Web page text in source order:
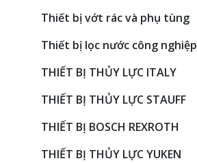
Thiết bị vớt rác và phụ tùng
Thiết bị lọc nước công nghiệp
THIẾT BỊ THỦY LỰC ITALY
THIẾT BỊ THỦY LỰC STAUFF
THIẾT BỊ BOSCH REXROTH
THIẾT BỊ THỦY LỰC YUKEN